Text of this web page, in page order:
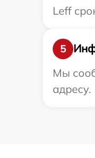
Leff
5
Мы
адресу.